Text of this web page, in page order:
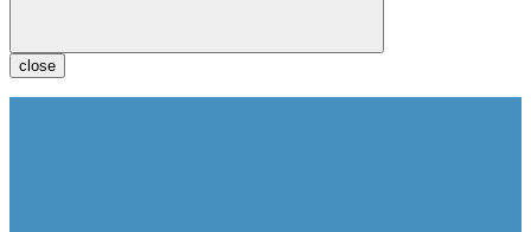
close